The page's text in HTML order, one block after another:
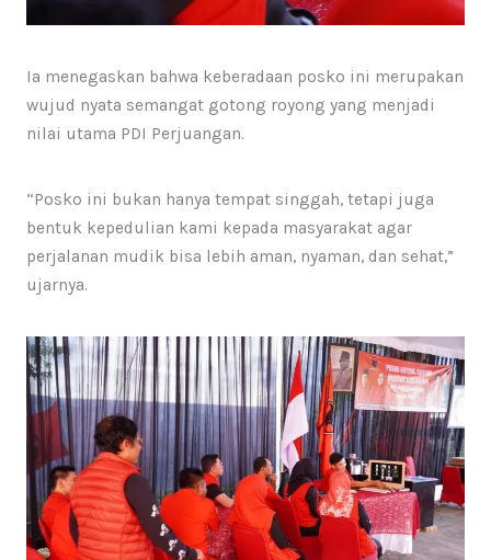
Ia menegaskan bahwa keberadaan posko ini merupakan
wujud nyata semangat gotong royong yang menjadi
nilai utama PDI Perjuangan.
“Posko ini bukan hanya tempat singgah, tetapi juga
bentuk kepedulian kami kepada masyarakat agar
perjalanan mudik bisa lebih aman, nyaman, dan sehat,”
ujarnya.